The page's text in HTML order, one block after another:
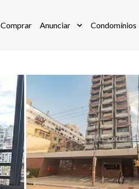
Comprar Anunciar Condomínios